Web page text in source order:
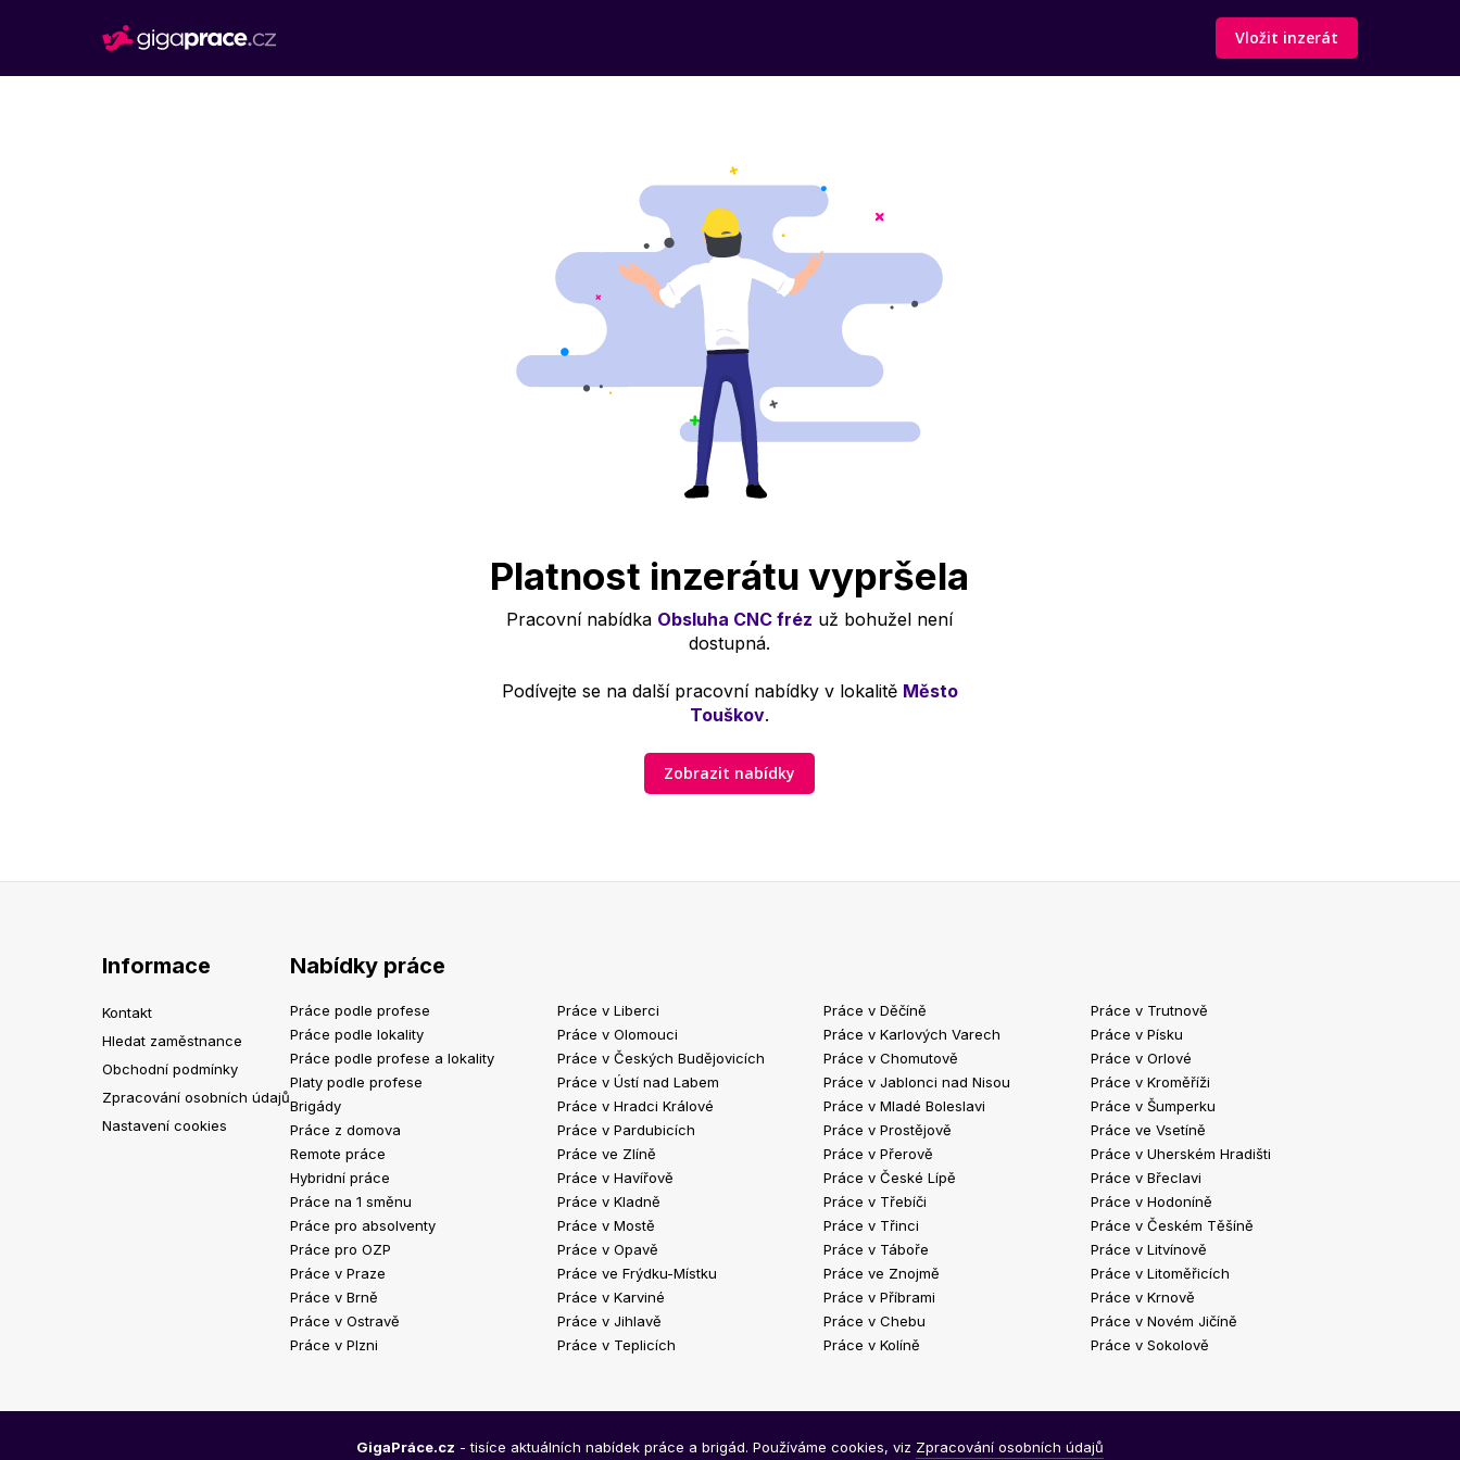
Vložit inzerát
Platnost inzerátu vypršela
Pracovní nabídka Obsluha CNC fréz už bohužel není
dostupná.
Podívejte se na další pracovní nabídky v lokalitě Město
Touškov.
Zobrazit nabídky
Informace
Kontakt
Hledat zaměstnance
Obchodní podmínky
Zpracování osobních údajů
Nastavení cookies
Nabídky práce
Práce podle profese
Práce podle lokality
Práce podle profese a lokality
Platy podle profese
Brigády
Práce z domova
Remote práce
Hybridní práce
Práce na 1 směnu
Práce pro absolventy
Práce pro OZP
Práce v Praze
Práce v Brně
Práce v Ostravě
Práce v Plzni
Práce v Liberci
Práce v Olomouci
Práce v Českých Budějovicích
Práce v Ústí nad Labem
Práce v Hradci Králové
Práce v Pardubicích
Práce ve Zlíně
Práce v Havířově
Práce v Kladně
Práce v Mostě
Práce v Opavě
Práce ve Frýdku-Místku
Práce v Karviné
Práce v Jihlavě
Práce v Teplicích
Práce v Děčíně
Práce v Karlových Varech
Práce v Chomutově
Práce v Jablonci nad Nisou
Práce v Mladé Boleslavi
Práce v Prostějově
Práce v Přerově
Práce v České Lípě
Práce v Třebíči
Práce v Třinci
Práce v Táboře
Práce ve Znojmě
Práce v Příbrami
Práce v Chebu
Práce v Kolíně
Práce v Trutnově
Práce v Písku
Práce v Orlové
Práce v Kroměříži
Práce v Šumperku
Práce ve Vsetíně
Práce v Uherském Hradišti
Práce v Břeclavi
Práce v Hodoníně
Práce v Českém Těšíně
Práce v Litvínově
Práce v Litoměřicích
Práce v Krnově
Práce v Novém Jičíně
Práce v Sokolově
GigaPráce.cz - tisíce aktuálních nabídek práce a brigád. Používáme cookies, viz Zpracování osobních údajů